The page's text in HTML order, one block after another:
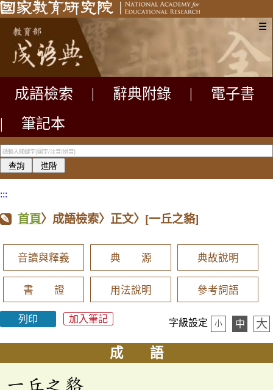
☰
成語檢索 辭典附錄
電子書
|
筆記本
:::
首頁〉成語檢索〉正文〉 [一丘之貉]
音讀與釋義 典 源 典故說明
書 證 用法說明 參考詞語
列印 加入筆記 字級設定 小 中 大
成 語
一丘之貉